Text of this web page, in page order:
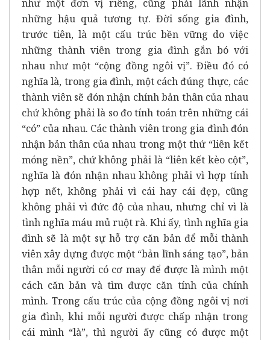
như một đơn vị riêng, cũng phải lãnh nhận
những hậu quả tương tự. Đời sống gia đình,
trước tiên, là một cấu trúc bền vững do việc
những thành viên trong gia đình gắn bó với
nhau như một “cộng đồng ngôi vị”. Điều đó có
nghĩa là, trong gia đình, một cách đúng thực, các
thành viên sẽ đón nhận chính bản thân của nhau
chứ không phải là so đo tính toán trên những cái
“có” của nhau. Các thành viên trong gia đình đón
nhận bản thân của nhau trong một thứ “liên kết
móng nền”, chứ không phải là “liên kết kèo cột”,
nghĩa là đón nhận nhau không phải vì hợp tính
hợp nết, không phải vì cái hay cái đẹp, cũng
không phải vì đức độ của nhau, nhưng chỉ vì là
tình nghĩa máu mủ ruột rà. Khi ấy, tình nghĩa gia
đình sẽ là một sự hỗ trợ căn bản để mỗi thành
viên xây dựng được một “bản lĩnh sáng tạo”, bản
thân mỗi người có cơ may để được là mình một
cách căn bản và tìm được căn tính của chính
mình. Trong cấu trúc của cộng đồng ngôi vị nơi
gia đình, khi mỗi người được chấp nhận trong
cái mình “là”, thì người ấy cũng có được một